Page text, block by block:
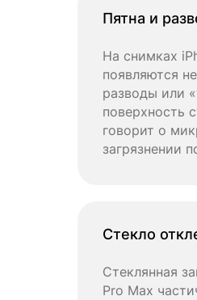
Пятна и
На снимках
появляются
разводы или
поверхность
говорит о
загрязнении
Стекло
Стеклянная
Pro Max